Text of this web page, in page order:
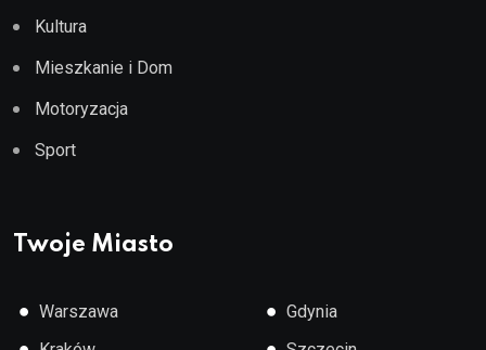
Kultura
Mieszkanie i Dom
Motoryzacja
Sport
Twoje Miasto
● Warszawa ● Gdynia